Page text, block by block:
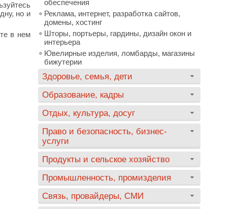
но и
в нем
обеспечения
Реклама, интернет, разработка сайтов,
домены, хостинг
Шторы, портьеры, гардины, дизайн окон и
интерьера
Ювелирные изделия, ломбарды, магазины
бижутерии
Здоровье, семья, дети
Образование, кадры
Отдых, культура, досуг
Право и безопасность, бизнес-
услуги
Продукты и сельское хозяйство
Промышленность, промизделия
Связь, провайдеры, СМИ